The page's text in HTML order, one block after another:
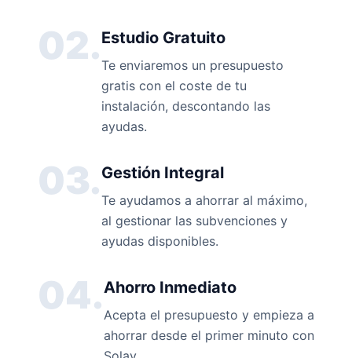
02.Estudio Gratuito
Te enviaremos un presupuesto
gratis con el coste de tu
instalación, descontando las
ayudas.
03.Gestión Integral
Te ayudamos a ahorrar al máximo,
al gestionar las subvenciones y
ayudas disponibles.
04.Ahorro Inmediato
Acepta el presupuesto y empieza a
ahorrar desde el primer minuto con